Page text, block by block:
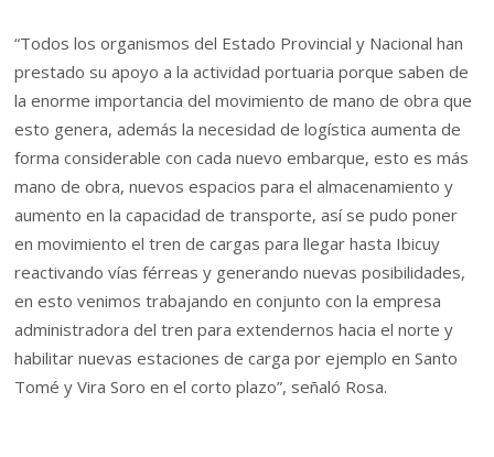
“Todos los organismos del Estado Provincial y Nacional han
prestado su apoyo a la actividad portuaria porque saben de
la enorme importancia del movimiento de mano de obra que
esto genera, además la necesidad de logística aumenta de
forma considerable con cada nuevo embarque, esto es más
mano de obra, nuevos espacios para el almacenamiento y
aumento en la capacidad de transporte, así se pudo poner
en movimiento el tren de cargas para llegar hasta Ibicuy
reactivando vías férreas y generando nuevas posibilidades,
en esto venimos trabajando en conjunto con la empresa
administradora del tren para extendernos hacia el norte y
habilitar nuevas estaciones de carga por ejemplo en Santo
Tomé y Vira Soro en el corto plazo”, señaló Rosa.